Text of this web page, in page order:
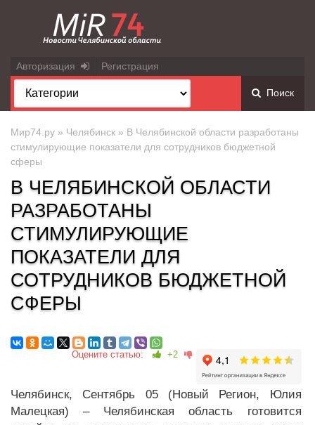
Авторизация Регистрация
Поиск
Мир74.ру » Челябинск » В Челябинской области разработаны
стимулирующие показатели для сотрудников бюджетной
сферы
В ЧЕЛЯБИНСКОЙ ОБЛАСТИ
РАЗРАБОТАНЫ
СТИМУЛИРУЮЩИЕ
ПОКАЗАТЕЛИ ДЛЯ
СОТРУДНИКОВ БЮДЖЕТНОЙ
СФЕРЫ
Оцените статью: +2
Челябинск, Сентябрь 05 (Новый Регион, Юлия
Малецкая) – Челябинская область готовится